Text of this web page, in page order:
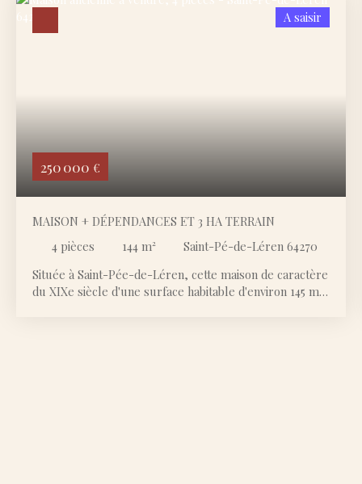
250 000 €
A saisir
MAISON + DÉPENDANCES ET 3 HA TERRAIN
4 pièces 144 m²
Saint-Pé-de-Léren 64270
Située à Saint-Pée-de-Léren, cette maison de caractère
du XIXe siècle d'une surface habitable d'environ 145 m2